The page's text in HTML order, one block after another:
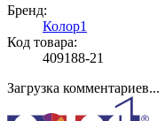
Бренд:
Колор1
Код товара:
409188-21
Загрузка комментариев...